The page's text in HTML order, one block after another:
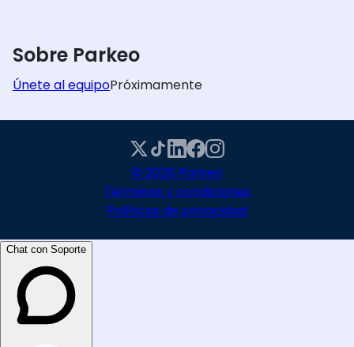
Sobre Parkeo
Únete al equipoPróximamente
© 2026 Parkeo
Términos y condiciones
Políticas de privacidad
Chat con Soporte